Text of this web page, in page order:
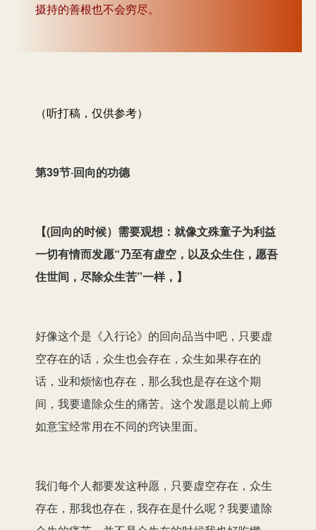
摄持的善根也不会穷尽。
（听打稿，仅供参考）
第39节·回向的功德
【(回向的时候）需要观想：就像文殊童子为利益
一切有情而发愿“乃至有虚空，以及众生住，愿吾
住世间，尽除众生苦”一样， 】
好像这个是《入行论》的回向品当中吧，只要虚
空存在的话，众生也会存在，众生如果存在的
话，业和烦恼也存在，那么我也是存在这个期
间，我要遣除众生的痛苦。这个发愿是以前上师
如意宝经常用在不同的窍诀里面。
我们每个人都要发这种愿，只要虚空存在，众生
存在，那我也存在，我存在是什么呢？我要遣除